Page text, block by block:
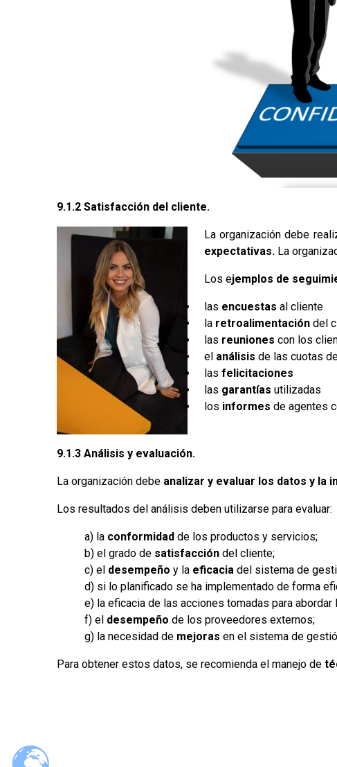
9.1.2 Satisfacción del cliente.
La organización debe
expectativas. La
Los ejemplos de
las encuestas al cliente
la retroalimentación del
las reuniones con los
el análisis de las cuotas
lasfelicitaciones
las garantías utilizadas
los informes de agentes
9.1.3 Análisis y evaluación.
La organización debe analizar y evaluar los datos y la
Los resultados del análisis deben utilizarse para evaluar:
a) la conformidad de los productos y servicios;
b) el grado de satisfacción del cliente;
c) el desempeño y la eficacia del sistema de
d) si lo planificado se ha implementado de forma
e) la eficacia de las acciones tomadas para abordar
f) el desempeño de los proveedores externos;
g) la necesidad de mejoras en el sistema de
Para obtener estos datos, se recomienda el manejo de